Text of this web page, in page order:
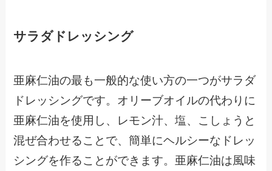
サラダドレッシング
亜麻仁油の最も一般的な使い方の一つがサラダ
ドレッシングです。オリーブオイルの代わりに
亜麻仁油を使用し、レモン汁、塩、こしょうと
混ぜ合わせることで、簡単にヘルシーなドレッ
シングを作ることができます。亜麻仁油は風味